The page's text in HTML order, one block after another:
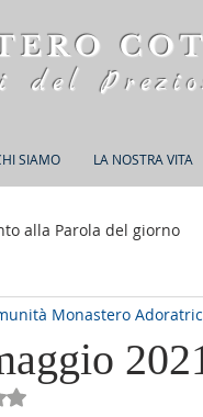
SIAMO LA NOSTRA VITA
alla Parola del giorno
150 anni di
Monastero
NaN stelle su 5.